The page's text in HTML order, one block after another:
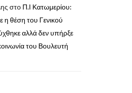
στο Π.Ι Κατωμερίου:
η θέση του Γενικού
αλλά δεν υπήρξε
του Βουλευτή